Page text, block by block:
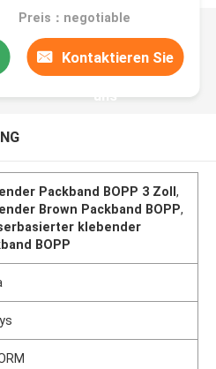
Preis：negotiable
Kontaktieren Sie
uns
Packband BOPP 3 Zoll,
Brown Packband BOPP,
klebender
BOPP